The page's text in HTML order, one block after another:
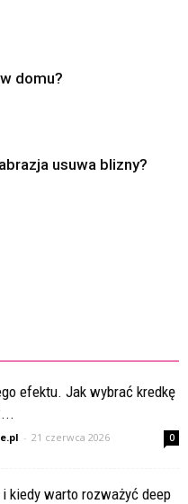
domu?
usuwa blizny?
efektu. Jak wybrać kredkę
- 21 czerwca 2026 0
kiedy warto rozważyć deep